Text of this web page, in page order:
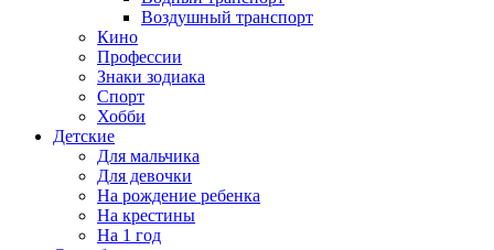
Воздушный транспорт
Кино
Профессии
Знаки зодиака
Спорт
Хобби
Детские
Для мальчика
Для девочки
На рождение ребенка
На крестины
На 1 год